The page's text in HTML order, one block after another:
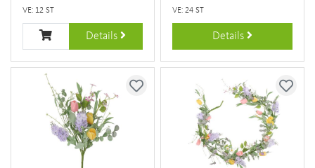
VE: 12 ST
Details
VE: 24 ST
Details